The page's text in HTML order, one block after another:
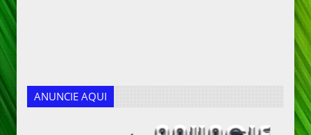
ANUNCIE AQUI